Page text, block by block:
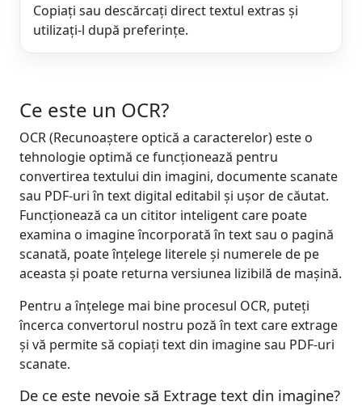
Copiați sau descărcați direct textul extras și
utilizați-l după preferințe.
Ce este un OCR?
OCR (Recunoaștere optică a caracterelor) este o
tehnologie optimă ce funcționează pentru
convertirea textului din imagini, documente scanate
sau PDF-uri în text digital editabil și ușor de căutat.
Funcționează ca un cititor inteligent care poate
examina o imagine încorporată în text sau o pagină
scanată, poate înțelege literele și numerele de pe
aceasta și poate returna versiunea lizibilă de mașină.
Pentru a înțelege mai bine procesul OCR, puteți
încerca convertorul nostru poză în text care extrage
și vă permite să copiați text din imagine sau PDF-uri
scanate.
De ce este nevoie să Extrage text din imagine?